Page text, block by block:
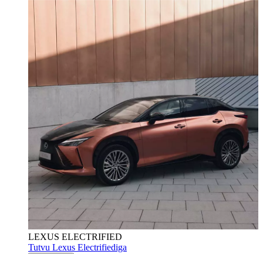
LEXUS ELECTRIFIED
Tutvu Lexus Electrifiediga